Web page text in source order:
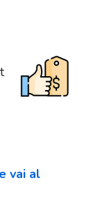
vai al